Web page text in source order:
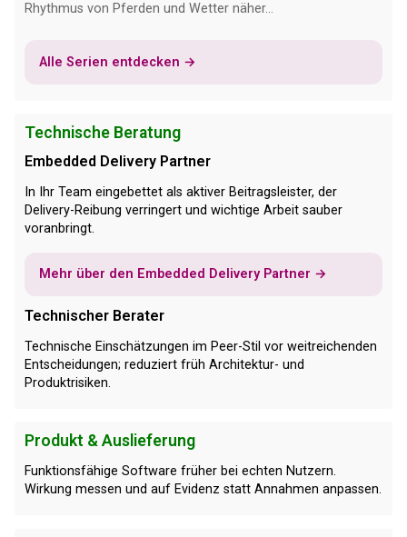
Rhythmus von Pferden und Wetter näher...
Alle Serien entdecken →
Technische Beratung
Embedded Delivery Partner
In Ihr Team eingebettet als aktiver Beitragsleister, der
Delivery-Reibung verringert und wichtige Arbeit sauber
voranbringt.
Mehr über den Embedded Delivery Partner →
Technischer Berater
Technische Einschätzungen im Peer-Stil vor weitreichenden
Entscheidungen; reduziert früh Architektur- und
Produktrisiken.
Produkt & Auslieferung
Funktionsfähige Software früher bei echten Nutzern.
Wirkung messen und auf Evidenz statt Annahmen anpassen.